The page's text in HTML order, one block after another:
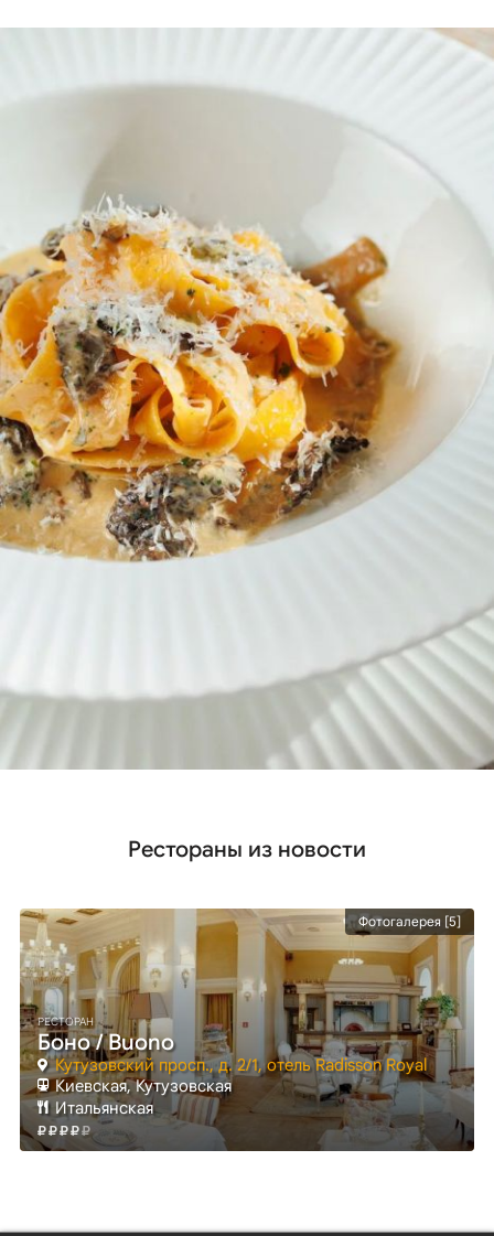
Рестораны из новости
Фотогалерея [5]
РЕСТОРАН
Боно / Buono
Кутузовский просп., д. 2/1, отель Radisson Royal
Киевская, Кутузовская
Итальянская